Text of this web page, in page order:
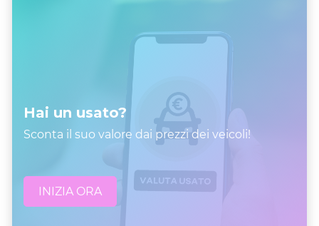
Hai un usato?
Sconta il suo valore dai prezzi dei veicoli!
INIZIA ORA